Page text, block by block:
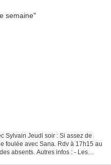
Sylvain Jeudi soir : Si assez de
foulée avec Sana. Rdv à 17h15 au
absents. Autres infos : - Les